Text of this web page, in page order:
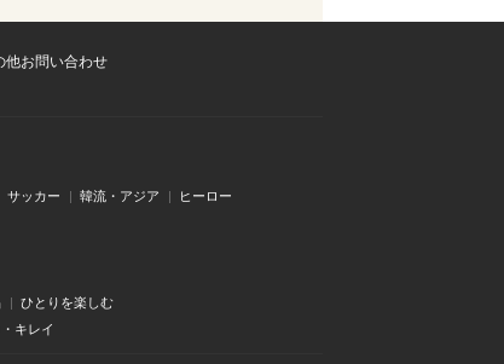
他お問い合わせ
サッカー 韓流・アジア
ヒーロー
ひとりを楽しむ
キレイ